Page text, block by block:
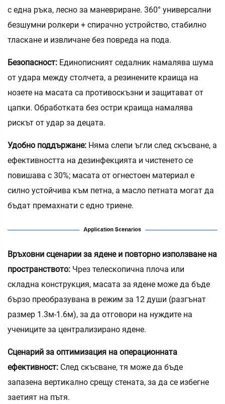
с една ръка, лесно за маневриране. 360° универсални
безшумни ролкери + спирачно устройство, стабилно
тласкане и извличане без повреда на пода.
Безопасност: Единописният седалник намалява шума
от удара между столчета, а резинените краища на
нозете на масата са противоскъзни и защитават от
цапки. Обработката без остри краища намалява
рискът от удар за децата.
Удобно поддържане: Няма слепи ъгли след скъсване, а
ефективността на дезинфекцията и чистенето се
повишава с 30%; масата от огнестоен материал е
силно устойчива към петна, а масло петната могат да
бъдат премахнати с едно триене.
Връховни сценарии за ядене и повторно използване на
пространството: Чрез телескопична плоча или
складна конструкция, масата за ядене може да бъде
бързо преобразувана в режим за 12 души (разгънат
размер 1.3м-1.6м), за да отговори на нуждите на
учениците за централизирано ядене.
Сценарий за оптимизация на операционната
ефективност: След скъсване, тя може да бъде
запазена вертикално срещу стената, за да се избегне
заетият на пътя.